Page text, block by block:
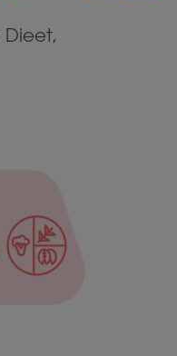
Dieet,